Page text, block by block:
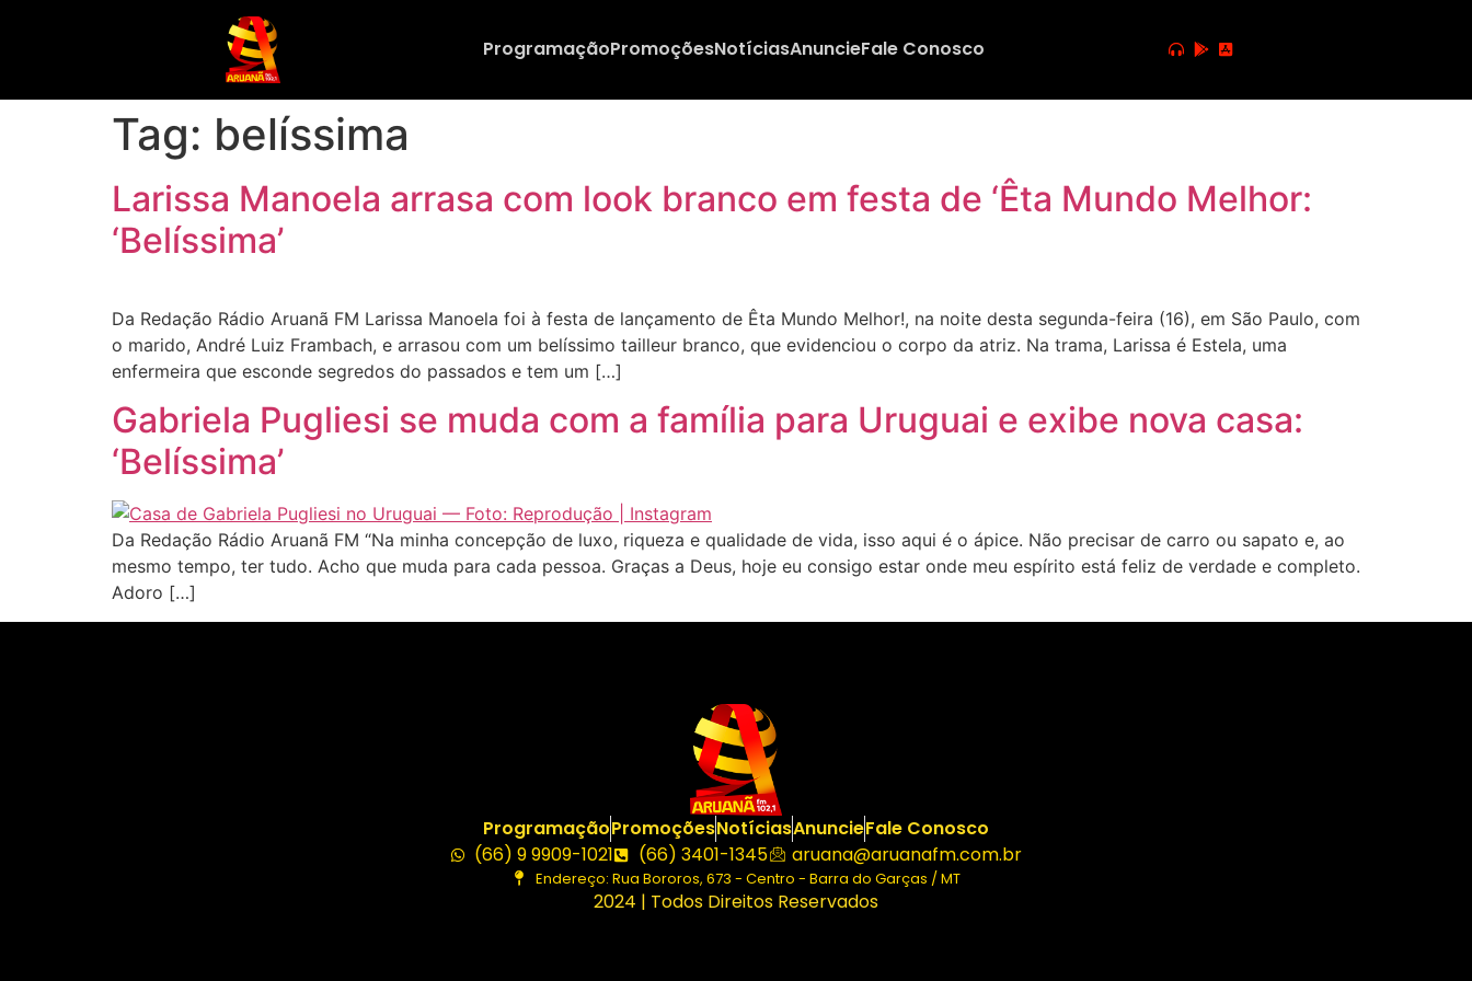
ProgramaçãoPromoçõesNotíciasAnuncieFale Conosco
Tag: belíssima
Larissa Manoela arrasa com look branco em festa de ‘Êta Mundo Melhor:
‘Belíssima’
Da Redação Rádio Aruanã FM Larissa Manoela foi à festa de lançamento de Êta Mundo Melhor!, na noite desta segunda-feira (16), em São Paulo, com
o marido, André Luiz Frambach, e arrasou com um belíssimo tailleur branco, que evidenciou o corpo da atriz. Na trama, Larissa é Estela, uma
enfermeira que esconde segredos do passados e tem um […]
Gabriela Pugliesi se muda com a família para Uruguai e exibe nova casa:
‘Belíssima’
Da Redação Rádio Aruanã FM “Na minha concepção de luxo, riqueza e qualidade de vida, isso aqui é o ápice. Não precisar de carro ou sapato e, ao
mesmo tempo, ter tudo. Acho que muda para cada pessoa. Graças a Deus, hoje eu consigo estar onde meu espírito está feliz de verdade e completo.
Adoro […]
ProgramaçãoPromoçõesNotíciasAnuncieFale Conosco
(66) 9 9909-1021
(66) 3401-1345 aruana@aruanafm.com.br
Endereço: Rua Bororos, 673 - Centro - Barra do Garças / MT
2024 | Todos Direitos Reservados